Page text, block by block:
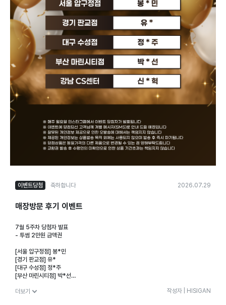
이벤트당첨 축하합니다 2026.07.29
매장방문 후기 이벤트
7월 5주차 당첨자 발표
- 투썸 2만원 금액권
[서울 압구정점] 봉*민
[경기 판교점] 유*
[대구 수성점] 정*주
[부산 마린시티점] 박*선
더보기 작성자 | HISIGAN